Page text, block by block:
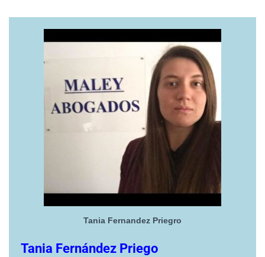
Tania Fernandez Priegro
Tania Fernández Priego